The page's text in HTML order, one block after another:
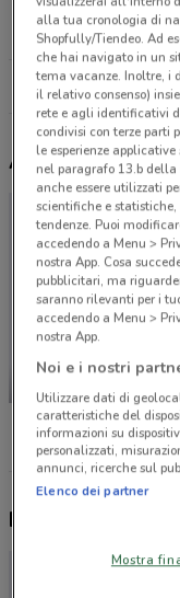
Via Leopardi,
17.2 km
Altri volantini
Unieuro
Nuovi prodotti da
alla tua cronologia di
Shopfully/Tiendeo. Ad
che hai navigato in un
tema vacanze. Inoltre, i
il relativo consenso)
rete e agli identificativi
condivisi con terze parti
le esperienze
nel paragrafo 13.b della
anche essere utilizzati
scientifiche e
tendenze. Puoi
accedendo a Menu >
nostra App. Cosa
pubblicitari, ma
saranno rilevanti per i
accedendo a Menu >
nostra App.
Noi e i nostri
Utilizzare dati di
caratteristiche del
informazioni su
personalizzati,
annunci, ricerche sul
Elenco dei partner
Mostra